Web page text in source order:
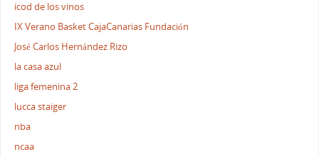
icod de los vinos
IX Verano Basket CajaCanarias Fundación
José Carlos Hernández Rizo
la casa azul
liga femenina 2
lucca staiger
nba
ncaa